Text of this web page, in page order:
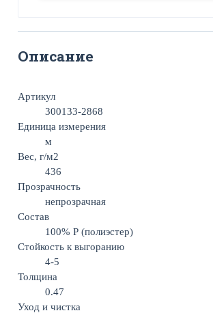
Описание
Артикул
300133-2868
Единица измерения
м
Вес, г/м2
436
Прозрачность
непрозрачная
Состав
100% Р (полиэстер)
Стойкость к выгоранию
4-5
Толщина
0.47
Уход и чистка